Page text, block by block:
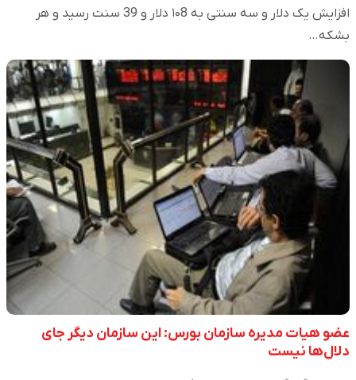
افزایش یک دلار و سه سنتی به ۱۰8 دلار و 39 سنت رسید و هر
بشکه…
عضو هیات مدیره سازمان بورس: این سازمان دیگر جای
دلال‌‌ها نیست